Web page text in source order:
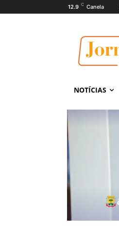
12.9 C Canela
NOTÍCIAS